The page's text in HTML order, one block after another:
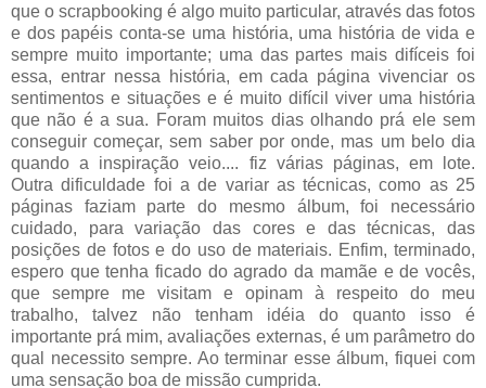
que o scrapbooking é algo muito particular, através das fotos
e dos papéis conta-se uma história, uma história de vida e
sempre muito importante; uma das partes mais difíceis foi
essa, entrar nessa história, em cada página vivenciar os
sentimentos e situações e é muito difícil viver uma história
que não é a sua. Foram muitos dias olhando prá ele sem
conseguir começar, sem saber por onde, mas um belo dia
quando a inspiração veio.... fiz várias páginas, em lote.
Outra dificuldade foi a de variar as técnicas, como as 25
páginas faziam parte do mesmo álbum, foi necessário
cuidado, para variação das cores e das técnicas, das
posições de fotos e do uso de materiais. Enfim, terminado,
espero que tenha ficado do agrado da mamãe e de vocês,
que sempre me visitam e opinam à respeito do meu
trabalho, talvez não tenham idéia do quanto isso é
importante prá mim, avaliações externas, é um parâmetro do
qual necessito sempre. Ao terminar esse álbum, fiquei com
uma sensação boa de missão cumprida.